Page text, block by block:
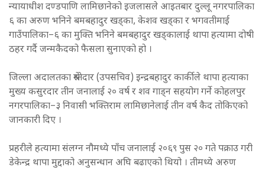
न्यायाधीश दण्डपाणि लामिछानेको इजलासले आइतबार दुल्लू नगरपालिका
६ का अरुण भनिने बमबहादुर खड्का, केशव खड्का र भगवतीमाई
गाउँपालिका–६ का मुक्ति भनिने बमबहादुर खड्कालाई थापा हत्यामा दोषी
ठहर गर्दै जन्मकैदको फैसला सुनाएको हो ।
जिल्ला अदालतका श्रेस्तेदार (उपसचिव) इन्द्रबहादुर कार्कीले थापा हत्याका
मुख्य कसुरदार तीन जनालाई २० वर्ष र शव गाड्न सहयोग गर्ने कोहलपुर
नगरपालिका–३ निवासी भक्तिराम लामिछानेलाई तीन वर्ष कैद तोकिएको
जानकारी दिए ।
प्रहरीले हत्यामा संलग्न नौमध्ये पाँच जनालाई २०६९ पुस २० गते पक्राउ गरी
डेकेन्द्र थापा मुद्दाको अनुसन्धान अघि बढाएको थियो । तीमध्ये अरुण